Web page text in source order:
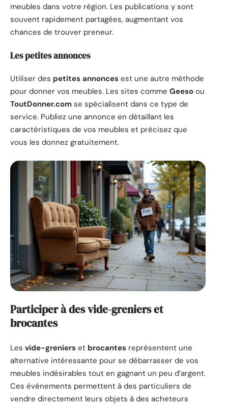
meubles dans votre région. Les publications y sont
souvent rapidement partagées, augmentant vos
chances de trouver preneur.
Les petites annonces
Utiliser des petites annonces est une autre méthode
pour donner vos meubles. Les sites comme Geeso ou
ToutDonner.com se spécialisent dans ce type de
service. Publiez une annonce en détaillant les
caractéristiques de vos meubles et précisez que
vous les donnez gratuitement.
Participer à des vide-greniers et
brocantes
Les vide-greniers et brocantes représentent une
alternative intéressante pour se débarrasser de vos
meubles indésirables tout en gagnant un peu d’argent.
Ces événements permettent à des particuliers de
vendre directement leurs objets à des acheteurs